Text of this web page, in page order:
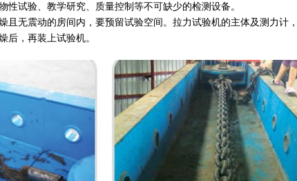
性试验、教学研究、质量控制等不可缺少的检测设备。
且无震动的房间内，要预留试验空间。拉力试验机的主体及测力
后，再装上试验机。